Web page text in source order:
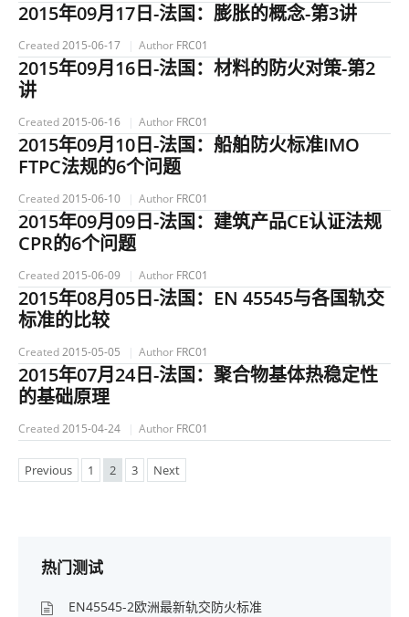
2015年09月17日-法国：膨胀的概念-第3讲
Created2015-06-17 Author FRC01
2015年09月16日-法国：材料的防火对策-第2
讲
Created2015-06-16 Author FRC01
2015年09月10日-法国：船舶防火标准IMO
FTPC法规的6个问题
Created2015-06-10 Author FRC01
2015年09月09日-法国：建筑产品CE认证法规
CPR的6个问题
Created2015-06-09 Author FRC01
2015年08月05日-法国：EN 45545与各国轨交
标准的比较
Created2015-05-05 Author FRC01
2015年07月24日-法国：聚合物基体热稳定性
的基础原理
Created2015-04-24 Author FRC01
Previous 1 2 3 Next
热门测试
EN45545-2欧洲最新轨交防火标准